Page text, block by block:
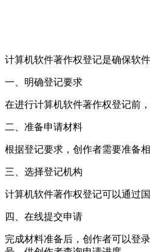
计算机软件著作权登记是确保软
一、明确登记要求
在进行计算机软件著作权登记前
二、准备申请材料
根据登记要求，创作者需要准备
三、选择登记机构
计算机软件著作权登记可以通过
四、在线提交申请
完成材料准备后，创作者可以登